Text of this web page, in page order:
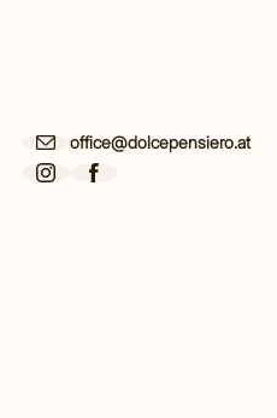
office@dolcepensiero.at